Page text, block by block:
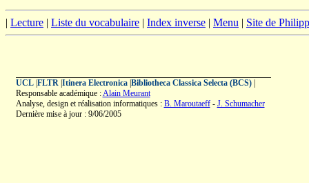
| Lecture | Liste du vocabulaire | Index inverse | Menu | Site de
UCL| FLTR| Itinera Electronica| Bibliotheca Classica Selecta (BCS)|
Responsable académique :Alain Meurant
Analyse, design et réalisation informatiques : B. Maroutaeff- J. Schumacher
Dernière mise à jour : 9/06/2005